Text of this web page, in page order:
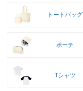
トートバッグ
ポーチ
Tシャツ